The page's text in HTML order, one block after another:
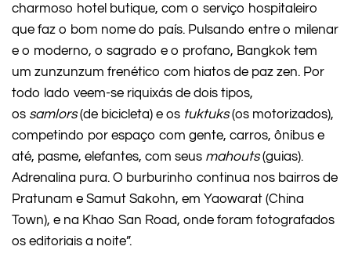
charmoso hotel butique, com o serviço hospitaleiro
que faz o bom nome do país. Pulsando entre o milenar
e o moderno, o sagrado e o profano, Bangkok tem
um zunzunzum frenético com hiatos de paz zen. Por
todo lado veem-se riquixás de dois tipos,
os samlors(de bicicleta) e os tuktuks(os motorizados),
competindo por espaço com gente, carros, ônibus e
até, pasme, elefantes, com seus mahouts(guias).
Adrenalina pura. O burburinho continua nos bairros de
Pratunam e Samut Sakohn, em Yaowarat (China
Town), e na Khao San Road, onde foram fotografados
os editoriais a noite”.